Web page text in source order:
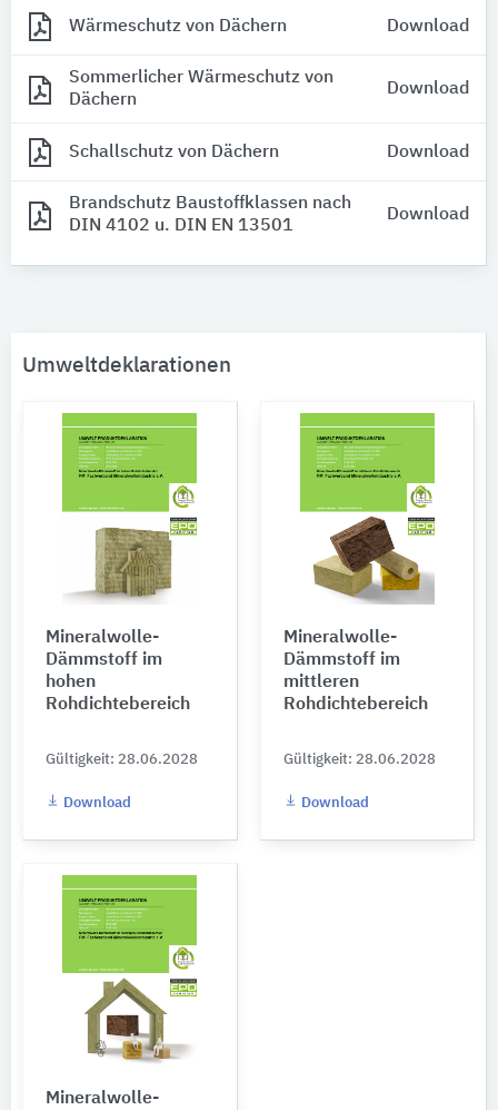
Wärmeschutz von Dächern Download
Sommerlicher Wärmeschutz von
Dächern
Download
Schallschutz von Dächern Download
Brandschutz Baustoffklassen nach
DIN 4102 u. DIN EN 13501
Download
Umweltdeklarationen
Mineralwolle-
Dämmstoff im
hohen
Rohdichtebereich
Gültigkeit: 28.06.2028
Download
Mineralwolle-
Dämmstoff im
mittleren
Rohdichtebereich
Gültigkeit: 28.06.2028
Download
Mineralwolle-